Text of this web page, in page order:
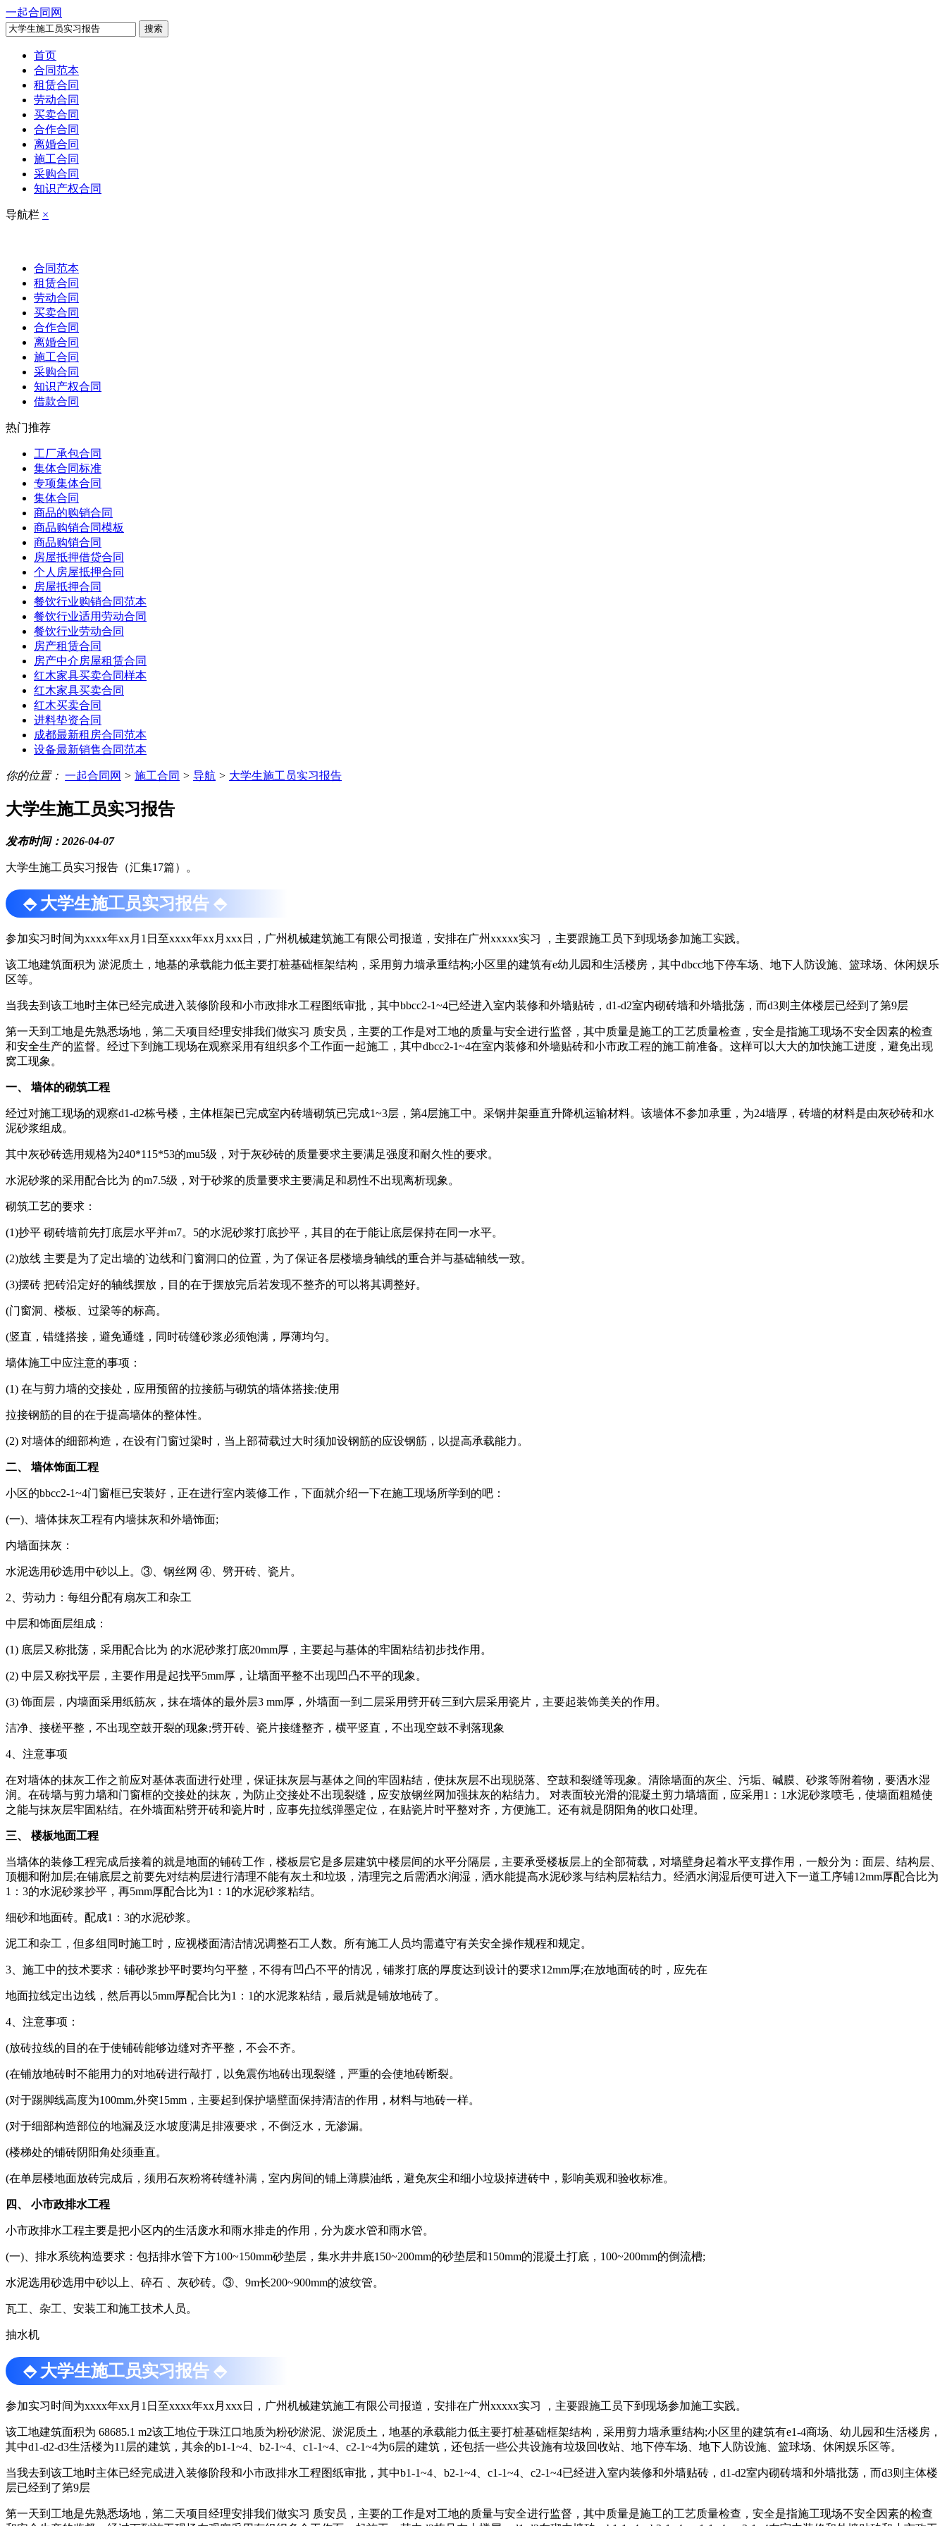
一起合同网
搜索
首页
合同范本
租赁合同
劳动合同
买卖合同
合作合同
离婚合同
施工合同
采购合同
知识产权合同
导航栏 ×
合同范本
租赁合同
劳动合同
买卖合同
合作合同
离婚合同
施工合同
采购合同
知识产权合同
借款合同
热门推荐
工厂承包合同
集体合同标准
专项集体合同
集体合同
商品的购销合同
商品购销合同模板
商品购销合同
房屋抵押借贷合同
个人房屋抵押合同
房屋抵押合同
餐饮行业购销合同范本
餐饮行业适用劳动合同
餐饮行业劳动合同
房产租赁合同
房产中介房屋租赁合同
红木家具买卖合同样本
红木家具买卖合同
红木买卖合同
进料垫资合同
成都最新租房合同范本
设备最新销售合同范本
你的位置： 一起合同网 > 施工合同 > 导航 > 大学生施工员实习报告
大学生施工员实习报告
发布时间：2026-04-07
大学生施工员实习报告（汇集17篇）。
⬘ 大学生施工员实习报告 ⬘
参加实习时间为xxxx年xx月1日至xxxx年xx月xxx日，广州机械建筑施工有限公司报道，安排在广州xxxxx实习 ，主要跟施工员下到现场参加施工实践。
该工地建筑面积为 淤泥质土，地基的承载能力低主要打桩基础框架结构，采用剪力墙承重结构;小区里的建筑有e幼儿园和生活楼房，其中dbcc地下停车场、地下人防设施、篮球场、休闲娱乐
区等。
当我去到该工地时主体已经完成进入装修阶段和小市政排水工程图纸审批，其中bbcc2-1~4已经进入室内装修和外墙贴砖，d1-d2室内砌砖墙和外墙批荡，而d3则主体楼层已经到了第9层
第一天到工地是先熟悉场地，第二天项目经理安排我们做实习 质安员，主要的工作是对工地的质量与安全进行监督，其中质量是施工的工艺质量检查，安全是指施工现场不安全因素的检查
和安全生产的监督。经过下到施工现场在观察采用有组织多个工作面一起施工，其中dbcc2-1~4在室内装修和外墙贴砖和小市政工程的施工前准备。这样可以大大的加快施工进度，避免出现
窝工现象。
一、 墙体的砌筑工程
经过对施工现场的观察d1-d2栋号楼，主体框架已完成室内砖墙砌筑已完成1~3层，第4层施工中。采钢井架垂直升降机运输材料。该墙体不参加承重，为24墙厚，砖墙的材料是由灰砂砖和水
泥砂浆组成。
其中灰砂砖选用规格为240*115*53的mu5级，对于灰砂砖的质量要求主要满足强度和耐久性的要求。
水泥砂浆的采用配合比为 的m7.5级，对于砂浆的质量要求主要满足和易性不出现离析现象。
砌筑工艺的要求：
(1)抄平 砌砖墙前先打底层水平并m7。5的水泥砂浆打底抄平，其目的在于能让底层保持在同一水平。
(2)放线 主要是为了定出墙的`边线和门窗洞口的位置，为了保证各层楼墙身轴线的重合并与基础轴线一致。
(3)摆砖 把砖沿定好的轴线摆放，目的在于摆放完后若发现不整齐的可以将其调整好。
(门窗洞、楼板、过梁等的标高。
(竖直，错缝搭接，避免通缝，同时砖缝砂浆必须饱满，厚薄均匀。
墙体施工中应注意的事项：
(1) 在与剪力墙的交接处，应用预留的拉接筋与砌筑的墙体搭接;使用
拉接钢筋的目的在于提高墙体的整体性。
(2) 对墙体的细部构造，在设有门窗过梁时，当上部荷载过大时须加设钢筋的应设钢筋，以提高承载能力。
二、 墙体饰面工程
小区的bbcc2-1~4门窗框已安装好，正在进行室内装修工作，下面就介绍一下在施工现场所学到的吧：
(一)、墙体抹灰工程有内墙抹灰和外墙饰面;
内墙面抹灰：
水泥选用砂选用中砂以上。③、钢丝网 ④、劈开砖、瓷片。
2、劳动力：每组分配有扇灰工和杂工
中层和饰面层组成：
(1) 底层又称批荡，采用配合比为 的水泥砂浆打底20mm厚，主要起与基体的牢固粘结初步找作用。
(2) 中层又称找平层，主要作用是起找平5mm厚，让墙面平整不出现凹凸不平的现象。
(3) 饰面层，内墙面采用纸筋灰，抹在墙体的最外层3 mm厚，外墙面一到二层采用劈开砖三到六层采用瓷片，主要起装饰美关的作用。
洁净、接槎平整，不出现空鼓开裂的现象;劈开砖、瓷片接缝整齐，横平竖直，不出现空鼓不剥落现象
4、注意事项
在对墙体的抹灰工作之前应对基体表面进行处理，保证抹灰层与基体之间的牢固粘结，使抹灰层不出现脱落、空鼓和裂缝等现象。清除墙面的灰尘、污垢、碱膜、砂浆等附着物，要洒水湿
润。在砖墙与剪力墙和门窗框的交接处的抹灰，为防止交接处不出现裂缝，应安放钢丝网加强抹灰的粘结力。 对表面较光滑的混凝土剪力墙墙面，应采用1：1水泥砂浆喷毛，使墙面粗糙使
之能与抹灰层牢固粘结。在外墙面粘劈开砖和瓷片时，应事先拉线弹墨定位，在贴瓷片时平整对齐，方便施工。还有就是阴阳角的收口处理。
三、 楼板地面工程
当墙体的装修工程完成后接着的就是地面的铺砖工作，楼板层它是多层建筑中楼层间的水平分隔层，主要承受楼板层上的全部荷载，对墙壁身起着水平支撑作用，一般分为：面层、结构层、
顶棚和附加层;在铺底层之前要先对结构层进行清理不能有灰土和垃圾，清理完之后需洒水润湿，洒水能提高水泥砂浆与结构层粘结力。经洒水润湿后便可进入下一道工序铺12mm厚配合比为
1：3的水泥砂浆抄平，再5mm厚配合比为1：1的水泥砂浆粘结。
细砂和地面砖。配成1：3的水泥砂浆。
泥工和杂工，但多组同时施工时，应视楼面清洁情况调整石工人数。所有施工人员均需遵守有关安全操作规程和规定。
3、施工中的技术要求：铺砂浆抄平时要均匀平整，不得有凹凸不平的情况，铺浆打底的厚度达到设计的要求12mm厚;在放地面砖的时，应先在
地面拉线定出边线，然后再以5mm厚配合比为1：1的水泥浆粘结，最后就是铺放地砖了。
4、注意事项：
(放砖拉线的目的在于使铺砖能够边缝对齐平整，不会不齐。
(在铺放地砖时不能用力的对地砖进行敲打，以免震伤地砖出现裂缝，严重的会使地砖断裂。
(对于踢脚线高度为100mm,外突15mm，主要起到保护墙壁面保持清洁的作用，材料与地砖一样。
(对于细部构造部位的地漏及泛水坡度满足排液要求，不倒泛水，无渗漏。
(楼梯处的铺砖阴阳角处须垂直。
(在单层楼地面放砖完成后，须用石灰粉将砖缝补满，室内房间的铺上薄膜油纸，避免灰尘和细小垃圾掉进砖中，影响美观和验收标准。
四、 小市政排水工程
小市政排水工程主要是把小区内的生活废水和雨水排走的作用，分为废水管和雨水管。
(一)、排水系统构造要求：包括排水管下方100~150mm砂垫层，集水井井底150~200mm的砂垫层和150mm的混凝土打底，100~200mm的倒流槽;
水泥选用砂选用中砂以上、碎石 、灰砂砖。③、9m长200~900mm的波纹管。
瓦工、杂工、安装工和施工技术人员。
抽水机
⬘ 大学生施工员实习报告 ⬘
参加实习时间为xxxx年xx月1日至xxxx年xx月xxx日，广州机械建筑施工有限公司报道，安排在广州xxxxx实习 ，主要跟施工员下到现场参加施工实践。
该工地建筑面积为 68685.1 m2该工地位于珠江口地质为粉砂淤泥、淤泥质土，地基的承载能力低主要打桩基础框架结构，采用剪力墙承重结构;小区里的建筑有e1-4商场、幼儿园和生活楼房，
其中d1-d2-d3生活楼为11层的建筑，其余的b1-1~4、b2-1~4、c1-1~4、c2-1~4为6层的建筑，还包括一些公共设施有垃圾回收站、地下停车场、地下人防设施、篮球场、休闲娱乐区等。
当我去到该工地时主体已经完成进入装修阶段和小市政排水工程图纸审批，其中b1-1~4、b2-1~4、c1-1~4、c2-1~4已经进入室内装修和外墙贴砖，d1-d2室内砌砖墙和外墙批荡，而d3则主体楼
层已经到了第9层
第一天到工地是先熟悉场地，第二天项目经理安排我们做实习 质安员，主要的工作是对工地的质量与安全进行监督，其中质量是施工的工艺质量检查，安全是指施工现场不安全因素的检查